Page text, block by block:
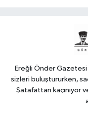
Ereğli Önder
sizleri buluştururken,
Şatafattan kaçınıyor